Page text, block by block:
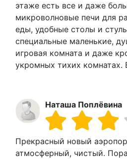
этаже есть все и даже
микроволновые печи для
еды, удобные столы и
специальные маленькие,
игровая комната и даже
укромных тихих комнатах.
Наташа Поплёвина
Прекрасный новый
атмосферный, чистый.